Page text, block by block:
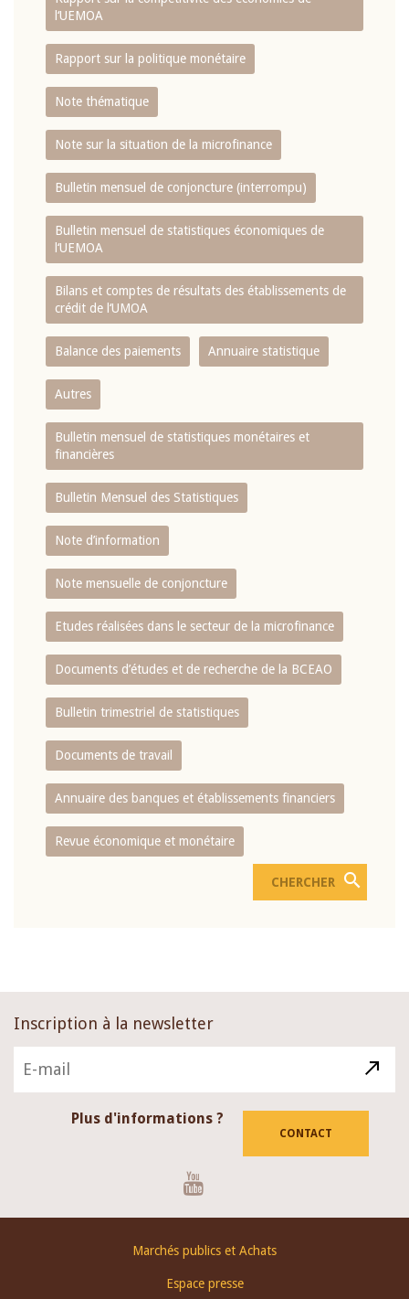
l‘UEMOA
Rapport sur la politique monétaire
Note thématique
Note sur la situation de la microfinance
Bulletin mensuel de conjoncture (interrompu)
Bulletin mensuel de statistiques économiques de
l‘UEMOA
Bilans et comptes de résultats des établissements de
crédit de l‘UMOA
Balance des paiements Annuaire statistique
Autres
Bulletin mensuel de statistiques monétaires et
financières
Bulletin Mensuel des Statistiques
Note d’information
Note mensuelle de conjoncture
Etudes réalisées dans le secteur de la microfinance
Documents d’études et de recherche de la BCEAO
Bulletin trimestriel de statistiques
Documents de travail
Annuaire des banques et établissements financiers
Revue économique et monétaire
Inscription à la newsletter
Plus d'informations ?
CONTACT
Marchés publics et Achats
Espace presse